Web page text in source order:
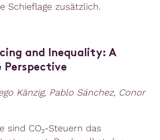
Schieflage zusätzlich.
and Inequality: A
Perspective
Känzig, Pablo Sánchez, Conor
sind CO₂-Steuern das